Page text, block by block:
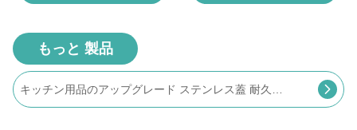
もっと 製品
ドラム型ステンレス鋼のバケツ 蓋付き 収納